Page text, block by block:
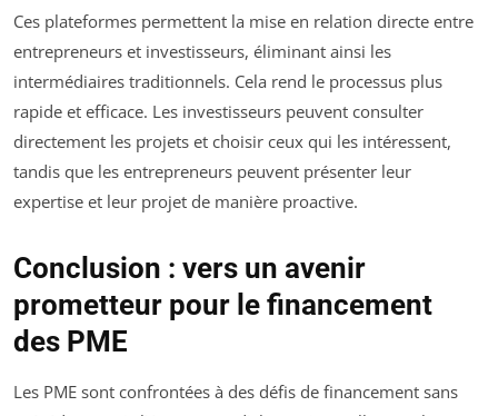
Ces plateformes permettent la mise en relation directe entre
entrepreneurs et investisseurs, éliminant ainsi les
intermédiaires traditionnels. Cela rend le processus plus
rapide et efficace. Les investisseurs peuvent consulter
directement les projets et choisir ceux qui les intéressent,
tandis que les entrepreneurs peuvent présenter leur
expertise et leur projet de manière proactive.
Conclusion : vers un avenir
prometteur pour le financement
des PME
Les PME sont confrontées à des défis de financement sans